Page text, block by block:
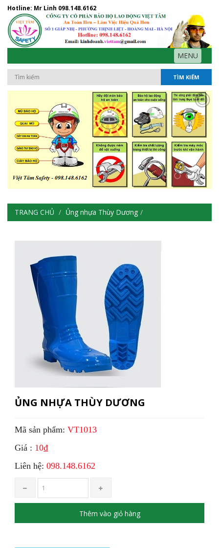
Hotline: Mr Linh 098.148.6162
MENU
TÌM KIẾM
TRANG CHỦ Ủng nhựa Thùy Dương
ỦNG NHỰA THÙY DƯƠNG
Mã sản phẩm: VT1013
Giá : 10₫
Liên hệ: 098.148.6162
Thêm vào giỏ hàng